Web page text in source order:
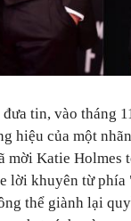
tin, vào tháng
hiệu của một
mời Katie Holmes
lời khuyên từ
thể giành lại